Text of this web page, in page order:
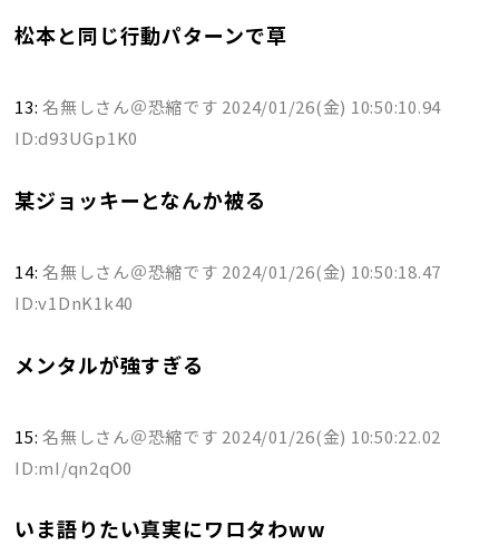
松本と同じ行動パターンで草
13: 名無しさん＠恐縮です 2024/01/26(金) 10:50:10.94
ID:d93UGp1K0
某ジョッキーとなんか被る
14: 名無しさん＠恐縮です 2024/01/26(金) 10:50:18.47
ID:v1DnK1k40
メンタルが強すぎる
15: 名無しさん＠恐縮です 2024/01/26(金) 10:50:22.02
ID:mI/qn2qO0
いま語りたい真実にワロタわww